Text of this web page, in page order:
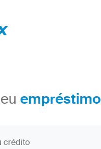
empréstimo
crédito